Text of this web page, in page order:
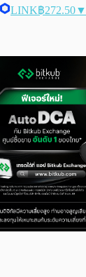
LINK฿272.50▼